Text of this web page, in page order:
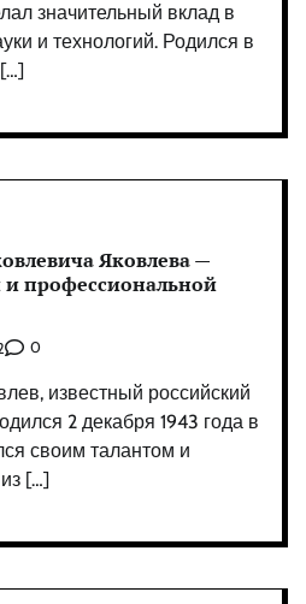
значительный вклад в
и технологий. Родился в
Яковлева —
и профессиональной
0
известный российский
2 декабря 1943 года в
своим талантом и
[…]